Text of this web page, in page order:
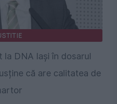
la DNA Iași în dosarul
că are calitatea de